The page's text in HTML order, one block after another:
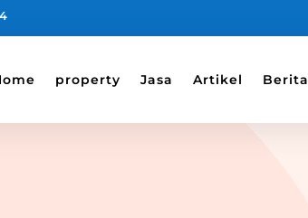
property Jasa Artikel Berita